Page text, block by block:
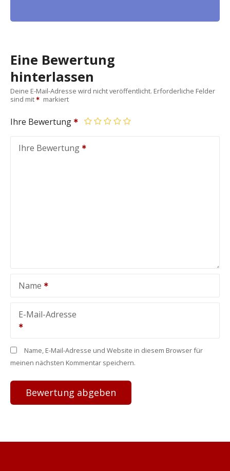
Eine Bewertung
hinterlassen
Deine E-Mail-Adresse wird nicht veröffentlicht. Erforderliche Felder
sind mit
markiert
Ihre Bewertung
Ihre Bewertung
Name
E-Mail-Adresse
Name, E-Mail-Adresse und Website in diesem Browser für
meinen nächsten Kommentar speichern.